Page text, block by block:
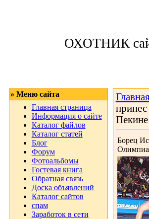
ОХОТНИК
» Меню сайта
Главная страница
Информация о сайте
Каталог файлов
Каталог статей
Блог
Форум
Фотоальбомы
Гостевая книга
Обратная связь
Доска объявлений
Каталог сайтов
спам
Заработок в сети
Пекине
Борец